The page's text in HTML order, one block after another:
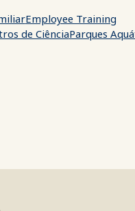
Employee Training
de CiênciaParques